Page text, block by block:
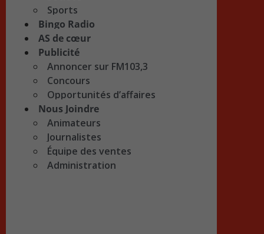
Sports
Bingo Radio
AS de cœur
Publicité
Annoncer sur FM103,3
Concours
Opportunités d’affaires
Nous Joindre
Animateurs
Journalistes
Équipe des ventes
Administration